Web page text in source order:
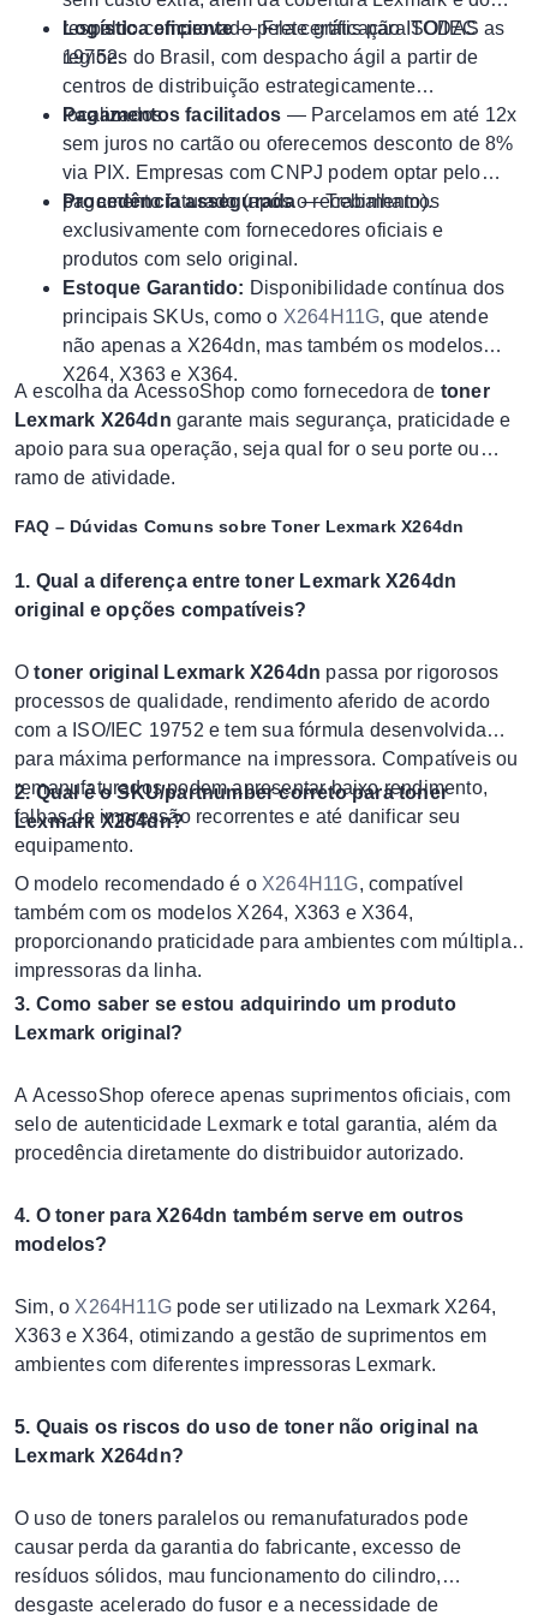
respaldo comprovado pela certificação ISO/IEC
19752.
Logística eficiente— Frete grátis para TODAS as
regiões do Brasil, com despacho ágil a partir de
centros de distribuição estrategicamente
localizados.
Pagamentos facilitados — Parcelamos em até 12x
sem juros no cartão ou oferecemos desconto de 8%
via PIX. Empresas com CNPJ podem optar pelo
pagamento faturado (após o recebimento).
Procedência assegurada— Trabalhamos
exclusivamente com fornecedores oficiais e
produtos com selo original.
Estoque Garantido: Disponibilidade contínua dos
principais SKUs, como o X264H11G, que atende
não apenas a X264dn, mas também os modelos
X264, X363 e X364.
A escolha da AcessoShop como fornecedora de toner
Lexmark X264dn garante mais segurança, praticidade e
apoio para sua operação, seja qual for o seu porte ou
ramo de atividade.
FAQ – Dúvidas Comuns sobre Toner Lexmark X264dn
1. Qual a diferença entre toner Lexmark X264dn
original e opções compatíveis?
Otoner original Lexmark X264dn passa por rigorosos
processos de qualidade, rendimento aferido de acordo
com a ISO/IEC 19752 e tem sua fórmula desenvolvida
para máxima performance na impressora. Compatíveis ou
remanufaturados podem apresentar baixo rendimento,
falhas de impressão recorrentes e até danificar seu
equipamento.
2. Qual é o SKU/partnumber correto para toner
Lexmark X264dn?
O modelo recomendado é o X264H11G, compatível
também com os modelos X264, X363 e X364,
proporcionando praticidade para ambientes com múltiplas
impressoras da linha.
3. Como saber se estou adquirindo um produto
Lexmark original?
A AcessoShop oferece apenas suprimentos oficiais, com
selo de autenticidade Lexmark e total garantia, além da
procedência diretamente do distribuidor autorizado.
4. O toner para X264dn também serve em outros
modelos?
Sim, o X264H11Gpode ser utilizado na Lexmark X264,
X363 e X364, otimizando a gestão de suprimentos em
ambientes com diferentes impressoras Lexmark.
5. Quais os riscos do uso de toner não original na
Lexmark X264dn?
O uso de toners paralelos ou remanufaturados pode
causar perda da garantia do fabricante, excesso de
resíduos sólidos, mau funcionamento do cilindro,
desgaste acelerado do fusor e a necessidade de